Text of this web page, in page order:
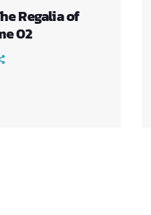
Regalia of
02